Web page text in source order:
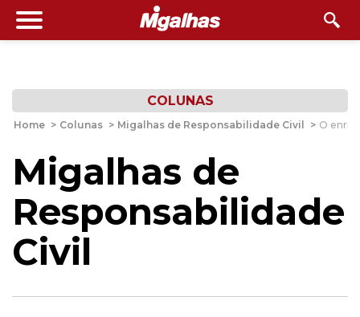
COLUNAS
Home > Colunas > Migalhas de Responsabilidade Civil > O
Migalhas de
Responsabilidade
Civil